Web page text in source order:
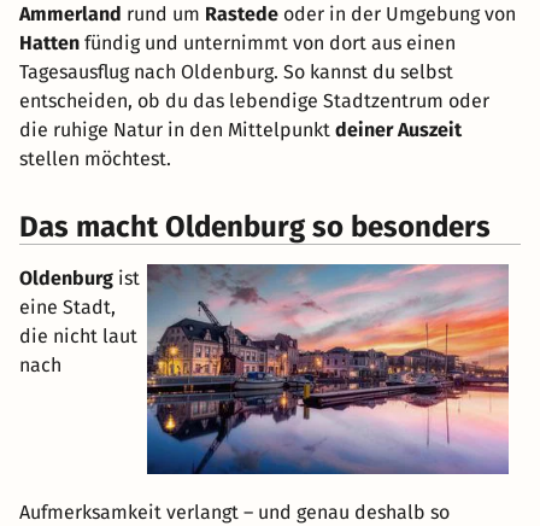
Ammerland rund um Rastede oder in der Umgebung von
Hatten fündig und unternimmt von dort aus einen
Tagesausflug nach Oldenburg. So kannst du selbst
entscheiden, ob du das lebendige Stadtzentrum oder
die ruhige Natur in den Mittelpunkt deiner Auszeit
stellen möchtest.
Das macht Oldenburg so besonders
Oldenburg ist
eine Stadt,
die nicht laut
nach
Aufmerksamkeit verlangt – und genau deshalb so